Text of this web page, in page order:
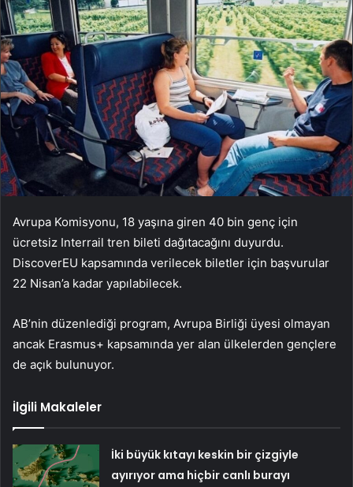
Avrupa Komisyonu, 18 yaşına giren 40 bin genç için
ücretsiz Interrail tren bileti dağıtacağını duyurdu.
DiscoverEU kapsamında verilecek biletler için başvurular
22 Nisan’a kadar yapılabilecek.
AB’nin düzenlediği program, Avrupa Birliği üyesi olmayan
ancak Erasmus+ kapsamında yer alan ülkelerden gençlere
de açık bulunuyor.
İlgili Makaleler
İki büyük kıtayı keskin bir çizgiyle
ayırıyor ama hiçbir canlı burayı